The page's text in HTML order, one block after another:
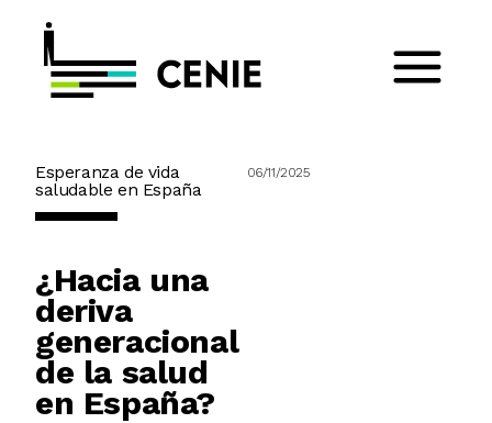
Esperanza de vida
saludable en España
06/11/2025
¿Hacia una
deriva
generacional
de la salud
en España?